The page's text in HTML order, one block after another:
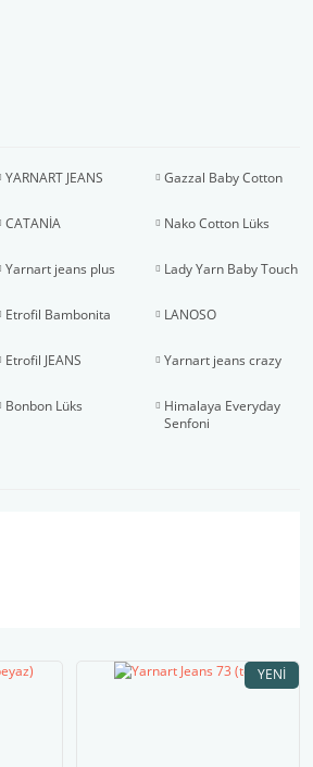
YARNART JEANS Gazzal Baby Cotton
CATANİA Nako Cotton Lüks
Yarnart jeans plus Lady Yarn Baby Touch
Etrofil Bambonita LANOSO
Etrofil JEANS Yarnart jeans crazy
Bonbon Lüks
Himalaya Everyday
Senfoni
YENI